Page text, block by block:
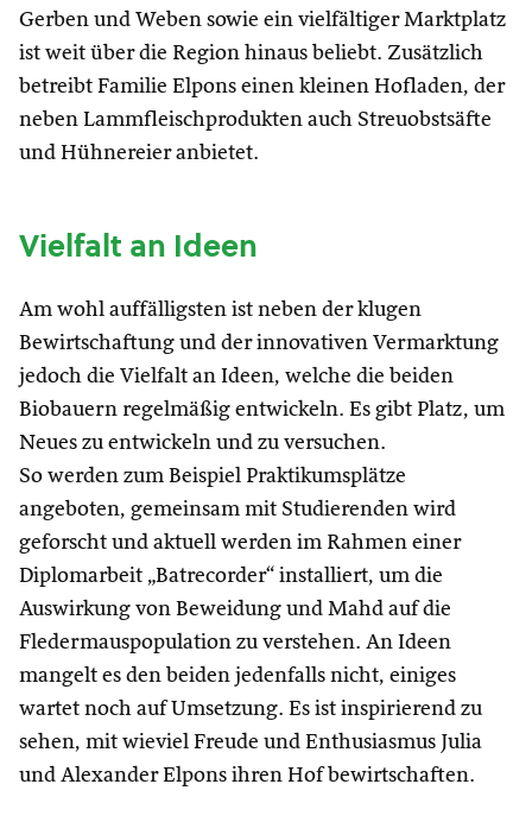
Gerben und Weben sowie ein vielfältiger Marktplatz
ist weit über die Region hinaus beliebt. Zusätzlich
betreibt Familie Elpons einen kleinen Hofladen, der
neben Lammfleischprodukten auch Streuobstsäfte
und Hühnereier anbietet.
Vielfalt an Ideen
Am wohl auffälligsten ist neben der klugen
Bewirtschaftung und der innovativen Vermarktung
jedoch die Vielfalt an Ideen, welche die beiden
Biobauern regelmäßig entwickeln. Es gibt Platz, um
Neues zu entwickeln und zu versuchen.
So werden zum Beispiel Praktikumsplätze
angeboten, gemeinsam mit Studierenden wird
geforscht und aktuell werden im Rahmen einer
Diplomarbeit „Batrecorder“ installiert, um die
Auswirkung von Beweidung und Mahd auf die
Fledermauspopulation zu verstehen. An Ideen
mangelt es den beiden jedenfalls nicht, einiges
wartet noch auf Umsetzung. Es ist inspirierend zu
sehen, mit wieviel Freude und Enthusiasmus Julia
und Alexander Elpons ihren Hof bewirtschaften.